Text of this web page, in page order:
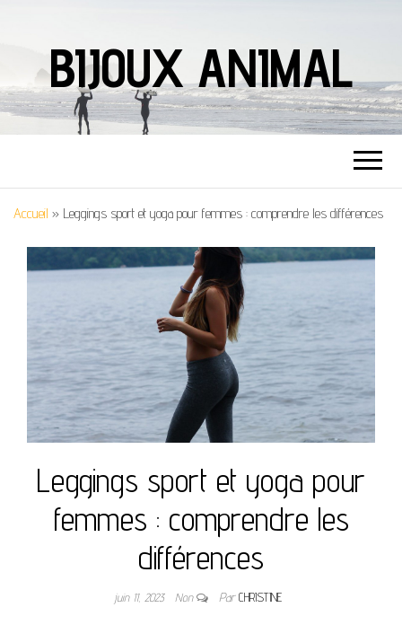
BIJOUX ANIMAL
Accueil » Leggings sport et yoga pour femmes : comprendre les différences
Leggings sport et yoga pour
femmes : comprendre les
différences
juin 11, 2023 Non ParCHRISTINE